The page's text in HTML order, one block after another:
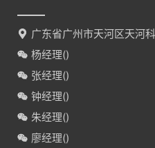
广东省广州市天河区天河
杨经理()
张经理()
钟经理()
朱经理()
廖经理()